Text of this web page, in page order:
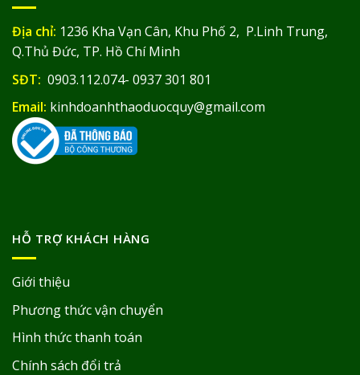
Địa chỉ: 1236 Kha Vạn Cân, Khu Phố 2, P.Linh Trung,
Q.Thủ Đức, TP. Hồ Chí Minh
SĐT: 0903.112.074- 0937 301 801
Email: kinhdoanhthaoduocquy@gmail.com
HỖ TRỢ KHÁCH HÀNG
Giới thiệu
Phương thức vận chuyển
Hình thức thanh toán
Chính sách đổi trả